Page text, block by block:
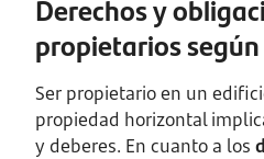
Derechos y
propietarios según
Ser propietario en un
propiedad horizontal
y deberes. En cuanto a los